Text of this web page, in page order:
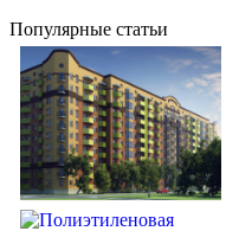
Популярные статьи